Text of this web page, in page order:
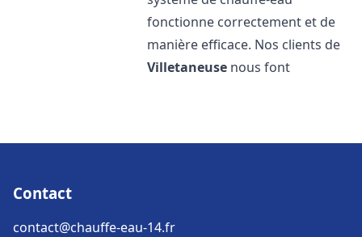
fonctionne correctement et de
manière efficace. Nos clients de
Villetaneuse nous font
Contact
contact@chauffe-eau-14.fr